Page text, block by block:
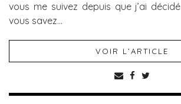
vous me suivez depuis que j’ai
vous savez…
VOIR L’ARTICLE